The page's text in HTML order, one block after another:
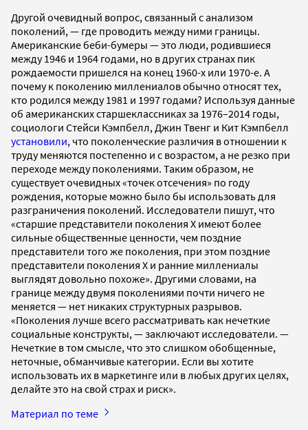
Другой очевидный вопрос, связанный с анализом
поколений, — где проводить между ними границы.
Американские беби-бумеры — это люди, родившиеся
между 1946 и 1964 годами, но в других странах пик
рождаемости пришелся на конец 1960-х или 1970-е. А
почему к поколению миллениалов обычно относят тех,
кто родился между 1981 и 1997 годами? Используя данные
об американских старшеклассниках за 1976–2014 годы,
социологи Стейси Кэмпбелл, Джин Твенг и Кит Кэмпбелл
установили, что поколенческие различия в отношении к
труду меняются постепенно и с возрастом, а не резко при
переходе между поколениями. Таким образом, не
существует очевидных «точек отсечения» по году
рождения, которые можно было бы использовать для
разграничения поколений. Исследователи пишут, что
«старшие представители поколения X имеют более
сильные общественные ценности, чем поздние
представители того же поколения, при этом поздние
представители поколения X и ранние миллениалы
выглядят довольно похоже». Другими словами, на
границе между двумя поколениями почти ничего не
меняется — нет никаких структурных разрывов.
«Поколения лучше всего рассматривать как нечеткие
социальные конструкты, — заключают исследователи. —
Нечеткие в том смысле, что это слишком обобщенные,
неточные, обманчивые категории. Если вы хотите
использовать их в маркетинге или в любых других целях,
делайте это на свой страх и риск».
Материал по теме